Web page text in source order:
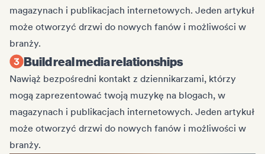
magazynach i publikacjach internetowych. Jeden artykuł
może otworzyć drzwi do nowych fanów i możliwości w
branży.
Build real media relationships
Nawiąż bezpośredni kontakt z dziennikarzami, którzy
mogą zaprezentować twoją muzykę na blogach, w
magazynach i publikacjach internetowych. Jeden artykuł
może otworzyć drzwi do nowych fanów i możliwości w
branży.